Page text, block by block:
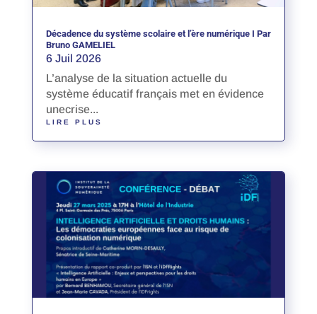
Décadence du système scolaire et l’ère numérique I Par
Bruno GAMELIEL
6 Juil 2026
L’analyse de la situation actuelle du
système éducatif français met en évidence
unecrise...
LIRE PLUS